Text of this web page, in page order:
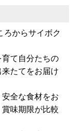
ろからサイボク
て自分たちの
たてをお届け
全な食材をお
味期限が比較